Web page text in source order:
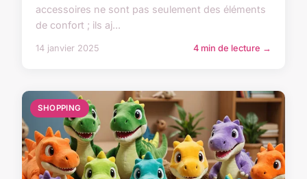
accessoires ne sont pas seulement des éléments
de confort ; ils aj...
14 janvier 2025 4 min de lecture →
SHOPPING